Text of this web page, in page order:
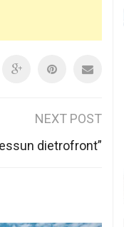
NEXT POST
dietrofront”